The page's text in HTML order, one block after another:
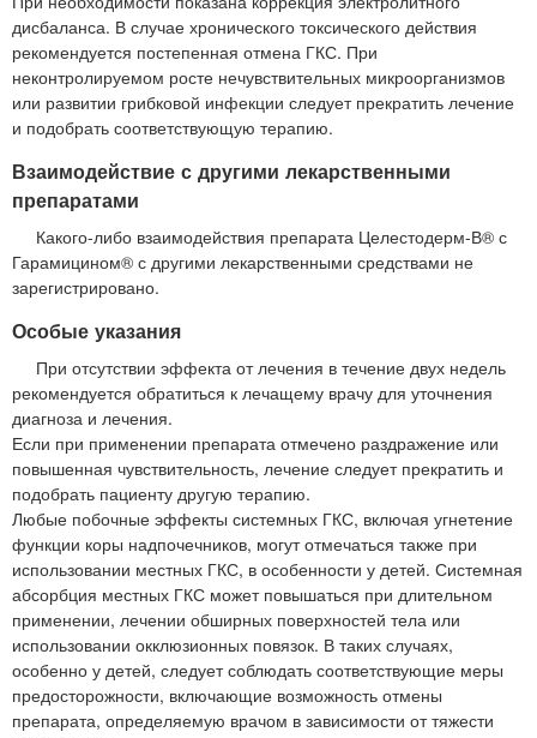
дисбаланса. В случае хронического токсического действия
рекомендуется постепенная отмена ГКС. При
неконтролируемом росте нечувствительных микроорганизмов
или развитии грибковой инфекции следует прекратить лечение
и подобрать соответствующую терапию.
Взаимодействие с другими лекарственными
препаратами
Какого-либо взаимодействия препарата Целестодерм-В® с
Гарамицином® с другими лекарственными средствами не
зарегистрировано.
Особые указания
При отсутствии эффекта от лечения в течение двух недель
рекомендуется обратиться к лечащему врачу для уточнения
диагноза и лечения.
Если при применении препарата отмечено раздражение или
повышенная чувствительность, лечение следует прекратить и
подобрать пациенту другую терапию.
Любые побочные эффекты системных ГКС, включая угнетение
функции коры надпочечников, могут отмечаться также при
использовании местных ГКС, в особенности у детей. Системная
абсорбция местных ГКС может повышаться при длительном
применении, лечении обширных поверхностей тела или
использовании окклюзионных повязок. В таких случаях,
особенно у детей, следует соблюдать соответствующие меры
предосторожности, включающие возможность отмены
препарата, определяемую врачом в зависимости от тяжести